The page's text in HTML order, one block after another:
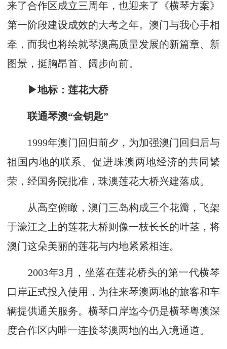
来了合作区成立三周年，也迎来了《横琴方案》
第一阶段建设成效的大考之年。澳门与我心手相
牵，而我也将绘就琴澳高质量发展的新篇章、新
图景，挺胸昂首、阔步向前。
▶地标：莲花大桥
联通琴澳“金钥匙”
1999年澳门回归前夕，为加强澳门回归后与
祖国内地的联系、促进珠澳两地经济的共同繁
荣，经国务院批准，珠澳莲花大桥兴建落成。
从高空俯瞰，澳门三岛构成三个花瓣，飞架
于濠江之上的莲花大桥则像一枝长长的叶茎，将
澳门这朵美丽的莲花与内地紧紧相连。
2003年3月，坐落在莲花桥头的第一代横琴
口岸正式投入使用，为往来琴澳两地的旅客和车
辆提供通关服务。横琴口岸迄今仍是横琴粤澳深
度合作区内唯一连接琴澳两地的出入境通道。